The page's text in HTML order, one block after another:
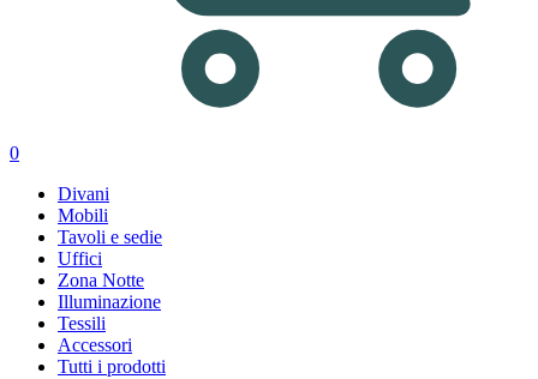
0
Divani
Mobili
Tavoli e sedie
Uffici
Zona Notte
Illuminazione
Tessili
Accessori
Tutti i prodotti